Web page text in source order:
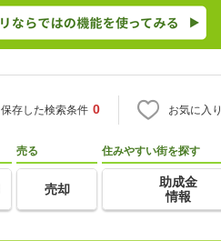
保存した検索条件 0 お気に入り
売る
売却
住みやすい街を探す
助成金
情報